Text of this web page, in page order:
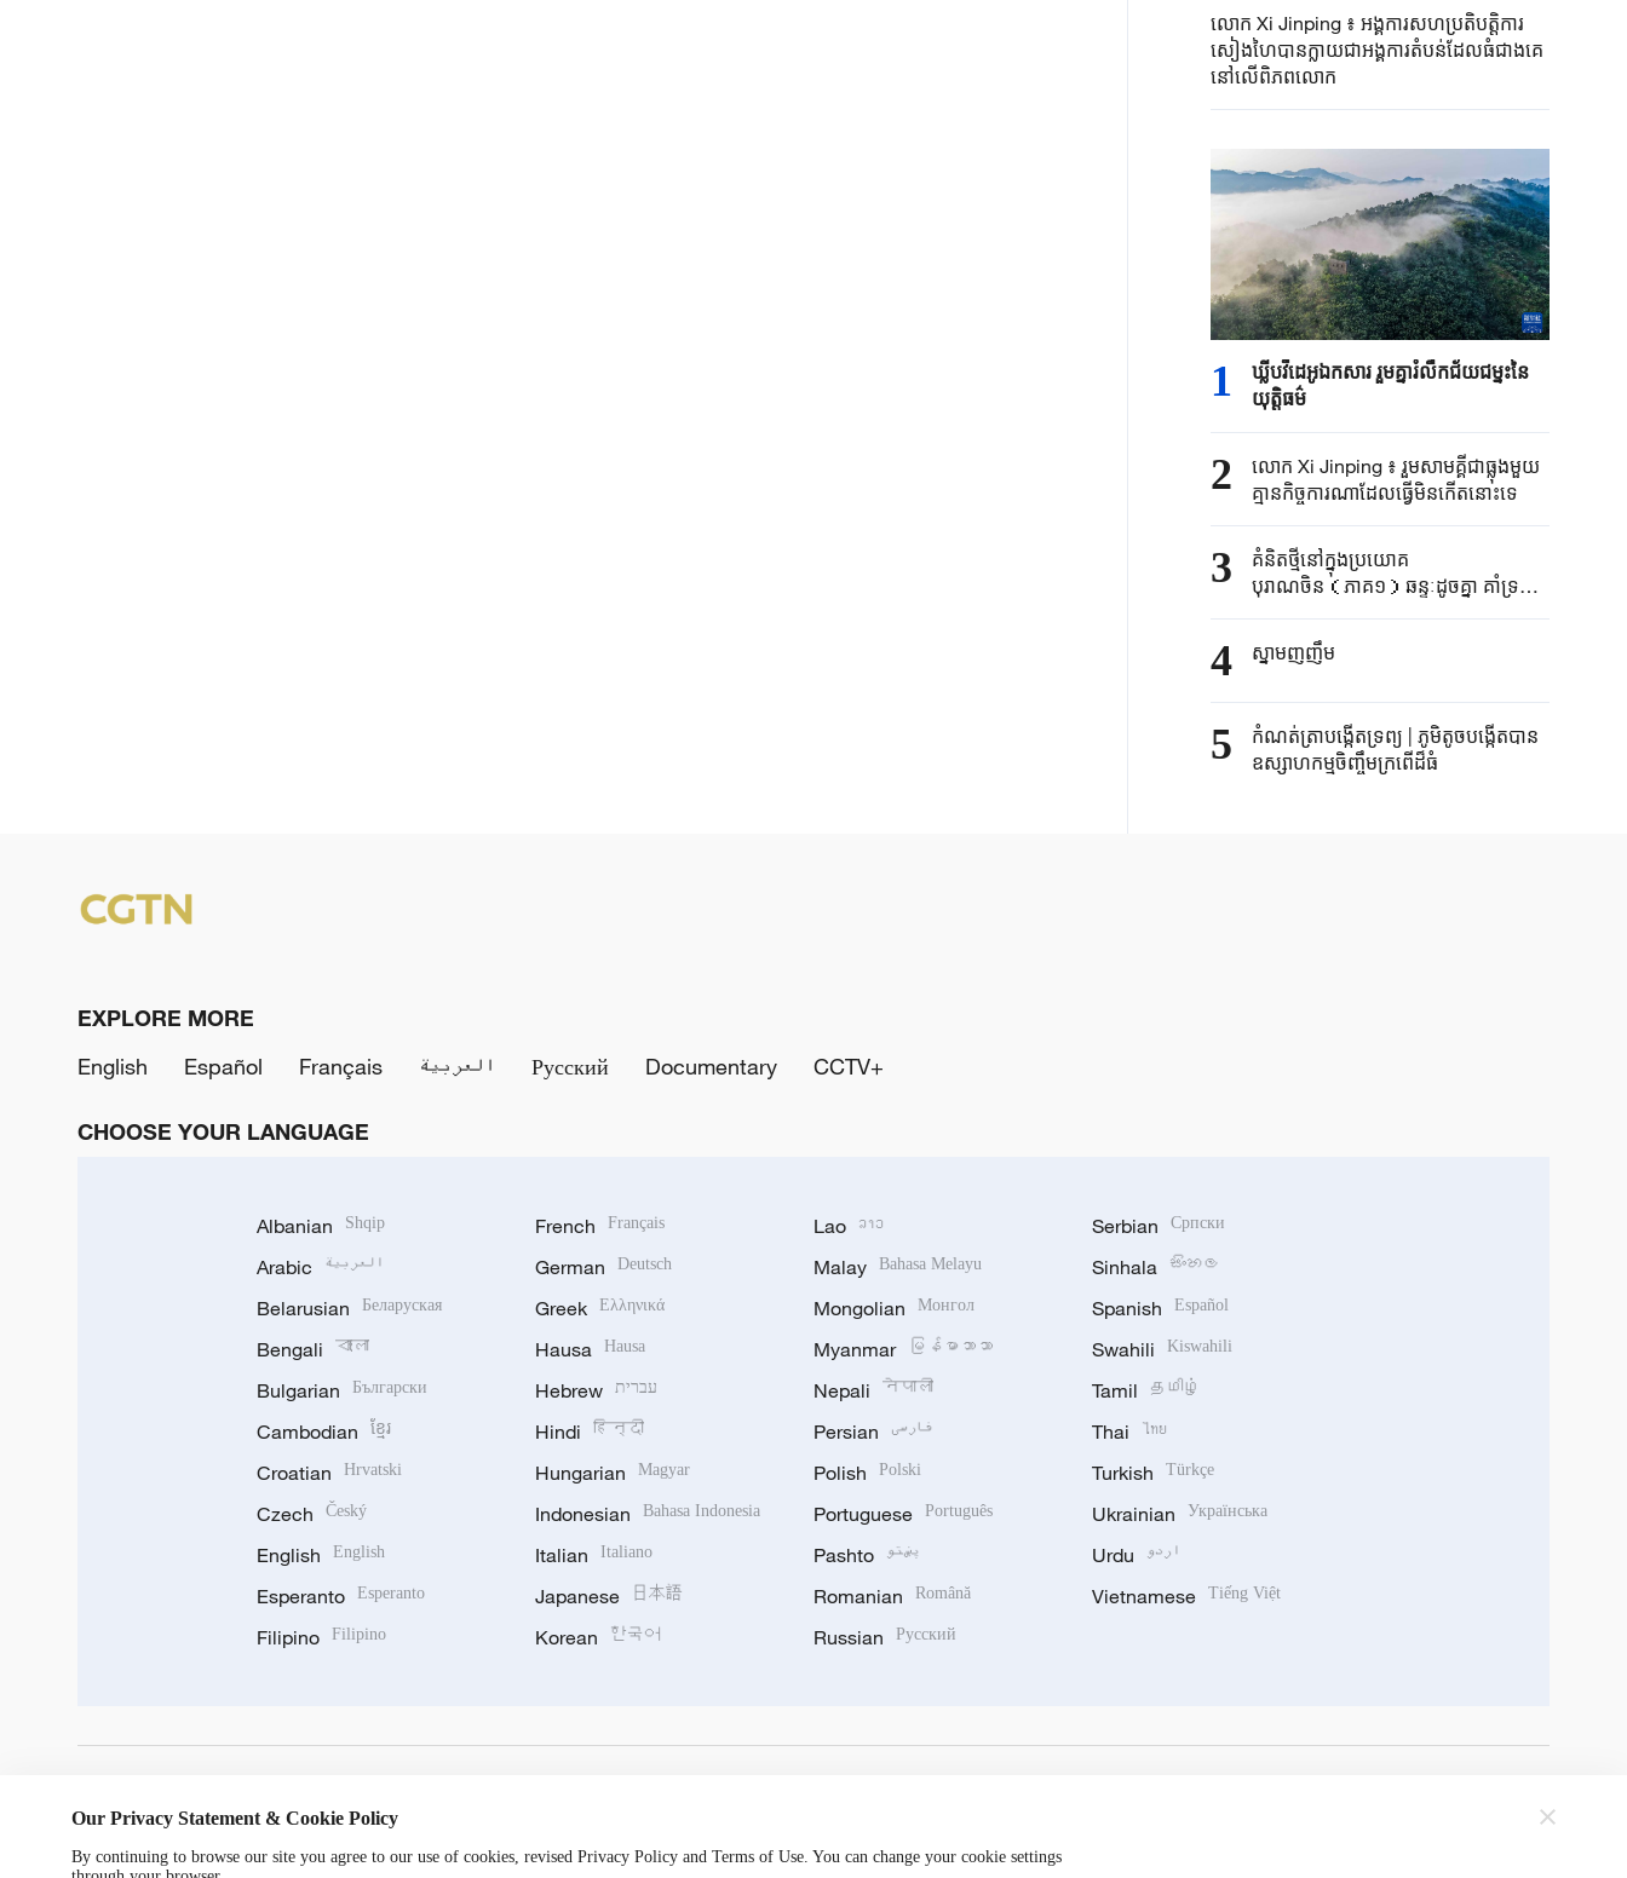
លោក Xi Jinping ៖ អង្គការសហប្រតិបតិ្តការ
សៀងហៃបានក្លាយជាអង្គការតំបន់ដែលធំជាងគេ
នៅលើពិភពលោក
1
ឃ្លីបវីដេអូឯកសារ រួមគ្នារំលឹកជ័យជម្នះនៃ
យុត្តិធម៌
2
លោក Xi Jinping ៖ រួមសាមគ្គីជាធ្លុងមួយ
គ្មានកិច្ចការណាដែលធ្វើមិនកើតនោះទេ
3
គំនិតថ្មីនៅក្នុងប្រយោគ
បុរាណចិន（ភាគ១）ឆន្ទៈដូចគ្នា គាំទ្រ
និងជួយគ្នា
4 ស្នាមញញឹម
5
កំណត់ត្រាបង្កើតទ្រព្យ | ភូមិតូចបង្កើតបាន
ឧស្សាហកម្មចិញ្ចឹមក្រពើដ៏ធំ
EXPLORE MORE
English
Español Français العربية Русский Documentary CCTV+
CHOOSE YOUR LANGUAGE
Albanian Shqip
Arabic العربية
Belarusian Беларуская
Bengali বাংলা
Bulgarian Български
Cambodian ខ្មែរ
Croatian Hrvatski
Czech Český
English English
Esperanto Esperanto
Filipino Filipino
French Français
German Deutsch
Greek Ελληνικά
Hausa Hausa
Hebrew עברית
Hindi हिन्दी
Hungarian Magyar
Indonesian Bahasa Indonesia
Italian Italiano
Japanese 日本語
Korean 한국어
Lao ລາວ
Malay Bahasa Melayu
Mongolian Монгол
Myanmar မြန်မာဘာသာ
Nepali नेपाली
Persian فارسی
Polish Polski
Portuguese Português
Pashto پښتو
Romanian Română
Russian Русский
Serbian Српски
Sinhala සිංහල
Spanish Español
Swahili Kiswahili
Tamil தமிழ்
Thai ไทย
Turkish Türkçe
Ukrainian Українська
Urdu اردو
Vietnamese Tiếng Việt
Our Privacy Statement & Cookie Policy
By continuing to browse our site you agree to our use of cookies, revised Privacy Policy and Terms of Use. You can change your cookie settings